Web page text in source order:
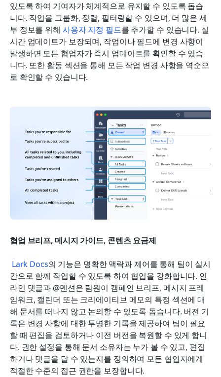
있도록 하여 기여자가 체계적으로 유지할 수 있도록 돕습
니다. 작업을 그룹화, 정렬, 필터링할 수 있으며, 더 많은 세
부 정보를 위해 사용자 지정 필드를 추가할 수 있습니다. 실
시간 업데이트가 보장되며, 작업이나 필드에 변경 사항이
발생하면 모든 협업자가 즉시 업데이트를 확인할 수 있습
니다. 또한 활동 섹션을 통해 모든 작업 변경 사항을 역순으
로 확인할 수 있습니다.
협업 브리프, 메시지 가이드, 콘텐츠 요금제
Lark Docs의 기능은 명확한 맥락과 제어를 통해 팀이 실시
간으로 함께 작업할 수 있도록 하여 협업을 강화합니다. 인
라인 댓글과 @멘션은 팀원이 캠페인 브리프, 메시지 프레
임워크, 캘린더 또는 크리에이티브 메모의 특정 섹션에 대
해 문서를 떠나지 않고 논의할 수 있도록 돕습니다. 버전 기
록은 변경 사항에 대한 투명한 기록을 제공하여 팀이 필요
할 때 편집을 검토하거나 이전 버전을 복원할 수 있게 합니
다. 권한 설정을 통해 문서 소유자는 누가 볼 수 있고, 편집
하거나 댓글을 달 수 있는지를 정의하여 모든 협업자에게
적절한 수준의 접근 권한을 보장합니다.